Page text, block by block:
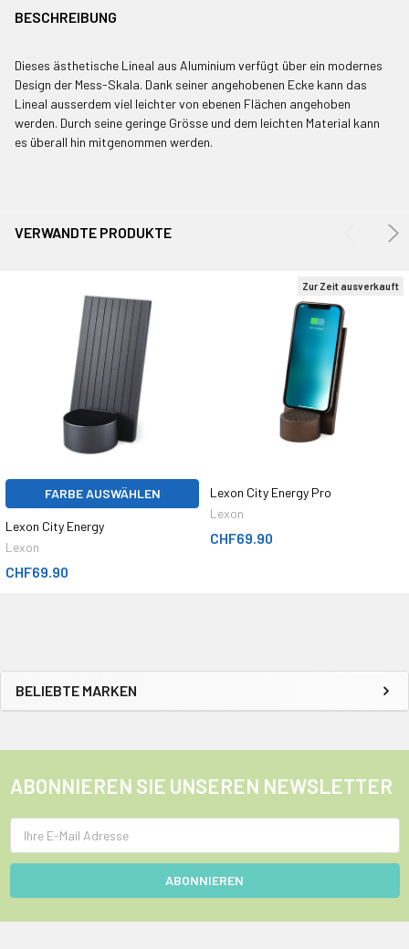
BELIEBTE MARKEN
ZUSAMMEN
AUSWÄHLEN
BESCHREIBUNG
Dieses ästhetische Lineal aus Aluminium verfügt über ein modernes
Design der Mess-Skala. Dank seiner angehobenen Ecke kann das
Lineal ausserdem viel leichter von ebenen Flächen angehoben
werden. Durch seine geringe Grösse und dem leichten Material kann
es überall hin mitgenommen werden.
VERWANDTE PRODUKTE
FARBE AUSWÄHLEN
Lexon City Energy
Lexon
CHF69.90
Zur Zeit ausverkauft
Lexon City Energy Pro
Lexon
CHF69.90
ABONNIEREN SIE UNSEREN NEWSLETTER
Adresse